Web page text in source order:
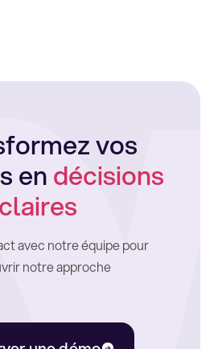
vos
endécisions
claires
avec notre équipe pour
notre approche